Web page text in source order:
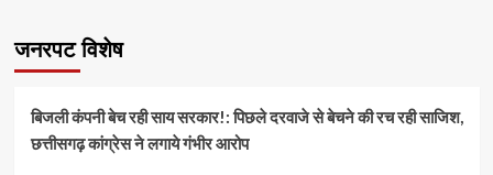
जनरपट विशेष
बिजली कंपनी बेच रही साय सरकार!: पिछले दरवाजे से बेचने की रच रही साजिश,
छत्तीसगढ़ कांग्रेस ने लगाये गंभीर आरोप